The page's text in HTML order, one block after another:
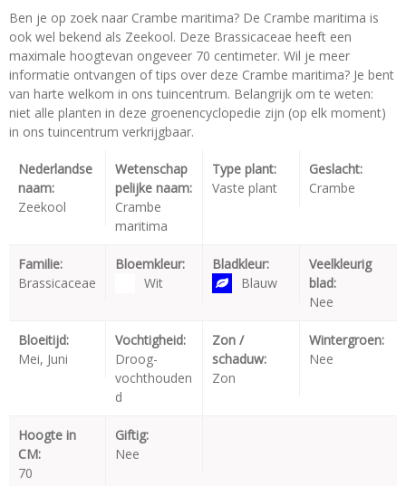
Ben je op zoek naar Crambe maritima? De Crambe maritima is
ook wel bekend als Zeekool. Deze Brassicaceae heeft een
maximale hoogtevan ongeveer 70 centimeter. Wil je meer
informatie ontvangen of tips over deze Crambe maritima? Je bent
van harte welkom in ons tuincentrum. Belangrijk om te weten:
niet alle planten in deze groenencyclopedie zijn (op elk moment)
in ons tuincentrum verkrijgbaar.
Nederlandse
naam:
Zeekool
Wetenschap
pelijke naam:
Crambe
maritima
Type plant:
Vaste plant
Geslacht:
Crambe
Familie:
Brassicaceae
Bloemkleur:
Wit
Bladkleur:
Blauw
Veelkleurig
blad:
Nee
Bloeitijd:
Mei, Juni
Vochtigheid:
Droog-
vochthouden
d
Zon /
schaduw:
Zon
Wintergroen:
Nee
Hoogte in
CM:
70
Giftig:
Nee